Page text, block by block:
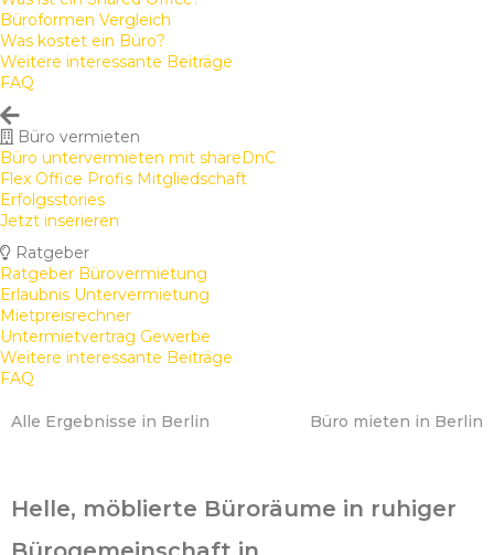
Büroformen Vergleich
Was kostet ein Büro?
Weitere interessante Beiträge
FAQ
Büro vermieten
Büro untervermieten mit shareDnC
Flex Office Profis Mitgliedschaft
Erfolgsstories
Jetzt inserieren
Ratgeber
Ratgeber Bürovermietung
Erlaubnis Untervermietung
Mietpreisrechner
Untermietvertrag Gewerbe
Weitere interessante Beiträge
FAQ
Alle Ergebnisse in Berlin Büro mieten in Berlin
Helle, möblierte Büroräume in ruhiger